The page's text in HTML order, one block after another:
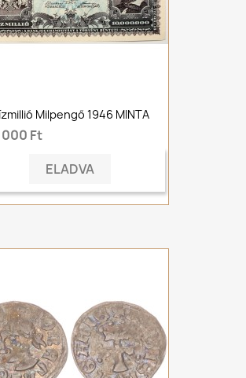
Milpengő 1946 MINTA
Ft
ELADVA